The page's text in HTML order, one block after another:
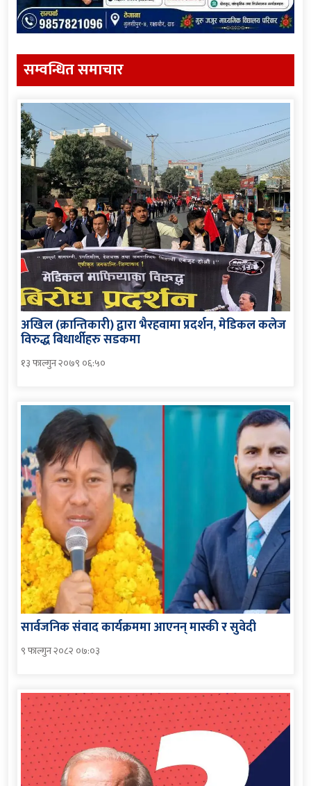
सम्वन्धित समाचार
अखिल (क्रान्तिकारी) द्वारा भैरहवामा प्रदर्शन, मेडिकल कलेज
विरुद्ध बिधार्थीहरु सडकमा
१३ फाल्गुन २०७९ ०६:५०
सार्वजनिक संवाद कार्यक्रममा आएनन् मास्की र सुवेदी
९ फाल्गुन २०८२ ०७:०३